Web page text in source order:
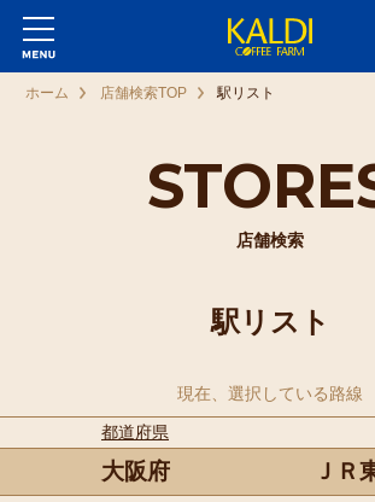
店舗検索
ホーム 店舗検索TOP 駅リスト
駅リスト
現在、選択している路線
都道府県
大阪府 ＪＲ